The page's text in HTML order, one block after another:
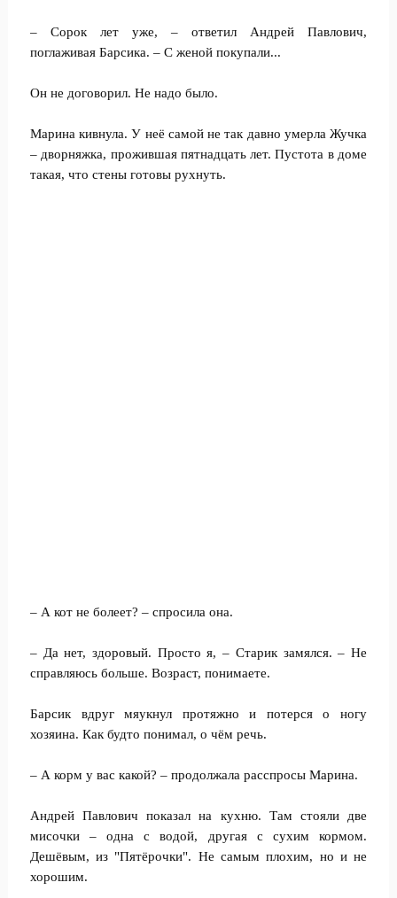
– Сорок лет уже, – ответил Андрей Павлович,
поглаживая Барсика. – С женой покупали...
Он не договорил. Не надо было.
Марина кивнула. У неё самой не так давно умерла Жучка
– дворняжка, прожившая пятнадцать лет. Пустота в доме
такая, что стены готовы рухнуть.
– А кот не болеет? – спросила она.
– Да нет, здоровый. Просто я, – Старик замялся. – Не
справляюсь больше. Возраст, понимаете.
Барсик вдруг мяукнул протяжно и потерся о ногу
хозяина. Как будто понимал, о чём речь.
– А корм у вас какой? – продолжала расспросы Марина.
Андрей Павлович показал на кухню. Там стояли две
мисочки – одна с водой, другая с сухим кормом.
Дешёвым, из "Пятёрочки". Не самым плохим, но и не
хорошим.